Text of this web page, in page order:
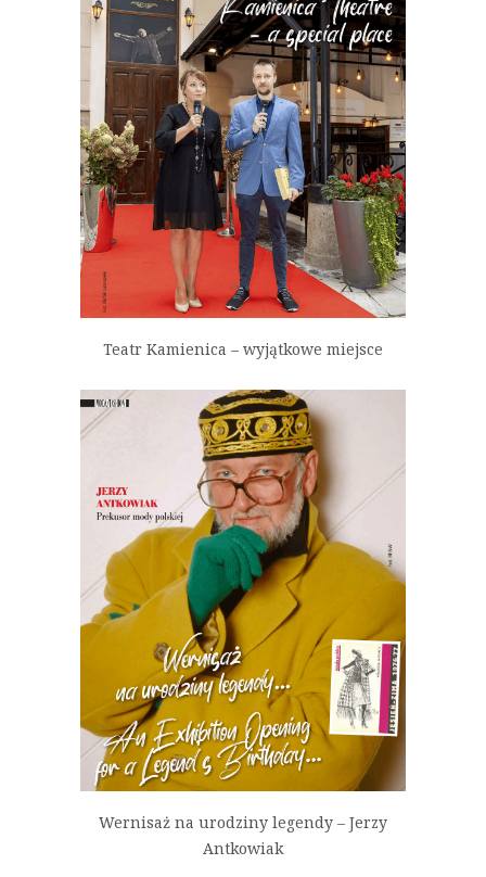
Teatr Kamienica – wyjątkowe miejsce
Wernisaż na urodziny legendy – Jerzy
Antkowiak